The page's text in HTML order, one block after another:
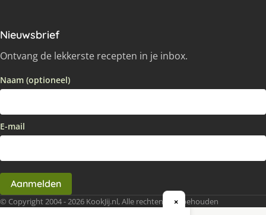
Nieuwsbrief
Ontvang de lekkerste recepten in je inbox.
Naam (optioneel)
E-mail
Aanmelden
© Copyright 2004 - 2026 KookJij.nl, Alle rechten voorbehouden
×